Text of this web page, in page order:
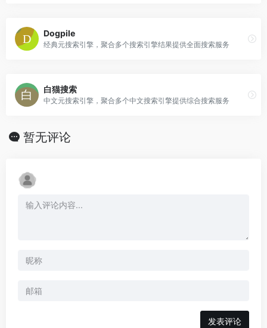
Dogpile
经典元搜索引擎，聚合多个搜索引擎结果提供全面搜索服务
白猫搜索
中文元搜索引擎，聚合多个中文搜索引擎提供综合搜索服务
暂无评论
发表评论